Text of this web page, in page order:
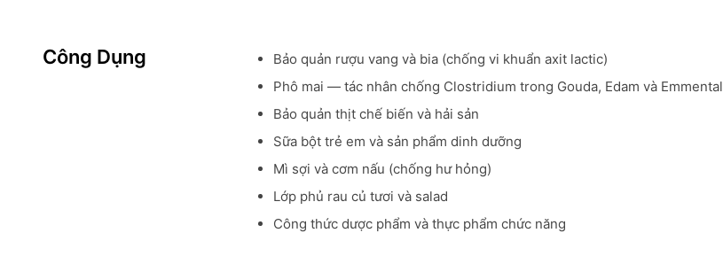
Công Dụng
Bảo quản rượu vang và bia (chống vi khuẩn axit lactic)
Phô mai — tác nhân chống Clostridium trong Gouda, Edam và Emmental
Bảo quản thịt chế biến và hải sản
Sữa bột trẻ em và sản phẩm dinh dưỡng
Mì sợi và cơm nấu (chống hư hỏng)
Lớp phủ rau củ tươi và salad
Công thức dược phẩm và thực phẩm chức năng